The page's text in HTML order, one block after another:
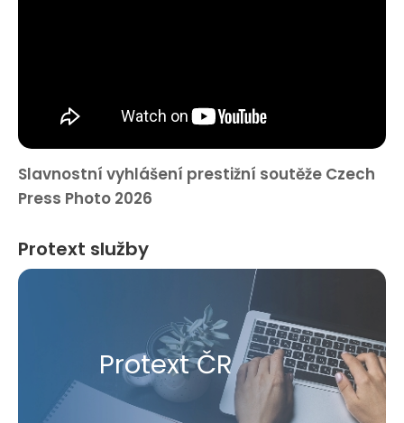
Slavnostní vyhlášení prestižní soutěže Czech
Press Photo 2026
Protext služby
Protext ČR